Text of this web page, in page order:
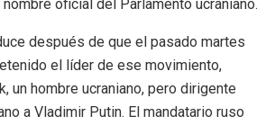
oficial del Parlamento ucraniano.
después de que el pasado martes
el líder de ese movimiento,
un hombre ucraniano, pero dirigente
a Vladimir Putin. El mandatario ruso